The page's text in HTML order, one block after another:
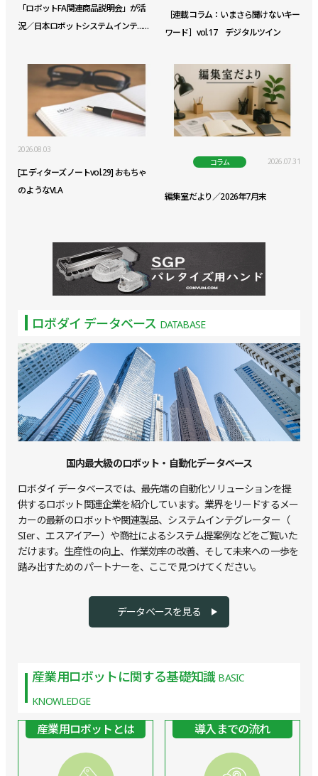
「ロボットFA関連商品説明会」が活
況／日本ロボットシステムインテ……
［連載コラム：いまさら聞けないキー
ワード］vol.17 デジタルツイン
2026.08.03
[エディターズノートvol.29] おもちゃ
のようなVLA
コラム 2026.07.31
編集室だより／2026年7月末
ロボダイ データベース DATABASE
国内最大級のロボット・自動化データベース
ロボダイ データベースでは、最先端の自動化ソリューションを提
供するロボット関連企業を紹介しています。業界をリードするメー
カーの最新のロボットや関連製品、システムインテグレーター（
SIer 、エスアイアー）や商社によるシステム提案例などをご覧いた
だけます。生産性の向上、作業効率の改善、そして未来への一歩を
踏み出すためのパートナーを、ここで見つけてください。
データベースを見る
産業用ロボットに関する基礎知識 BASIC
KNOWLEDGE
産業用ロボットとは 導入までの流れ